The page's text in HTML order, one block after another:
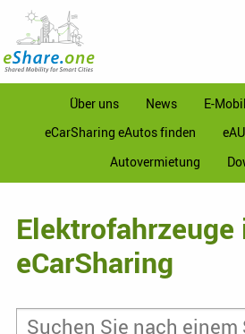
Über uns News
E-
eCarSharing eAutos finden
Autovermietung
Elektrofahrzeuge
eCarSharing